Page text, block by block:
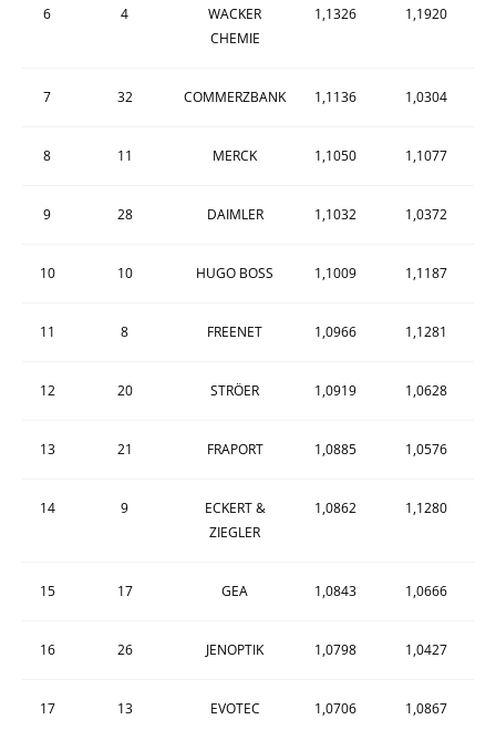
6 4
WACKER
CHEMIE
1,1326 1,1920
7 32 COMMERZBANK 1,1136 1,0304
8 11 MERCK 1,1050 1,1077
9 28 DAIMLER 1,1032 1,0372
10 10 HUGO BOSS 1,1009 1,1187
11 8 FREENET 1,0966 1,1281
12 20 STRÖER 1,0919 1,0628
13 21 FRAPORT 1,0885 1,0576
14 9
ECKERT &
ZIEGLER
1,0862 1,1280
15 17 GEA 1,0843 1,0666
16 26 JENOPTIK 1,0798 1,0427
17 13 EVOTEC 1,0706 1,0867